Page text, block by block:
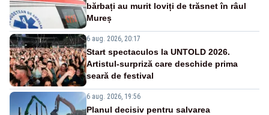
bărbați au murit loviți de trăsnet în râul
Mureș
6 aug. 2026, 20:17
Start spectaculos la UNTOLD 2026.
Artistul-surpriză care deschide prima
seară de festival
6 aug. 2026, 19:56
Planul decisiv pentru salvarea